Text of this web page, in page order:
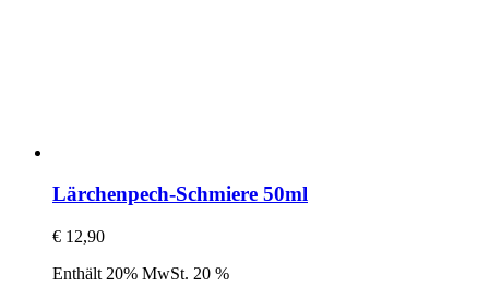
Lärchenpech-Schmiere 50ml
€ 12,90
Enthält 20% MwSt. 20 %